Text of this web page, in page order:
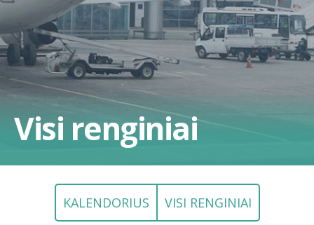
Visi renginiai
KALENDORIUS VISI RENGINIAI